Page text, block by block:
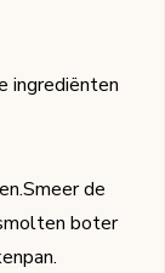
ingrediënten
de
boter